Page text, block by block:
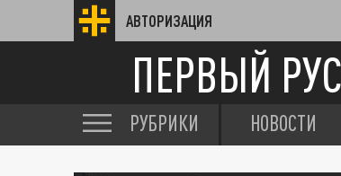
АВТОРИЗАЦИЯ
ПЕРВЫЙ
РУБРИКИ НОВОСТИ